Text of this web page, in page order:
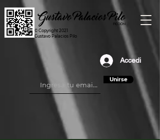
Accedi
© Copyright 2021
Gustavo Palacios Pilo
Unirse